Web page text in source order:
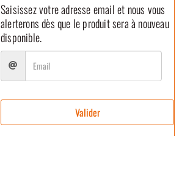
Saisissez votre adresse email et nous vous
alerterons dès que le produit sera à nouveau
disponible.
Valider